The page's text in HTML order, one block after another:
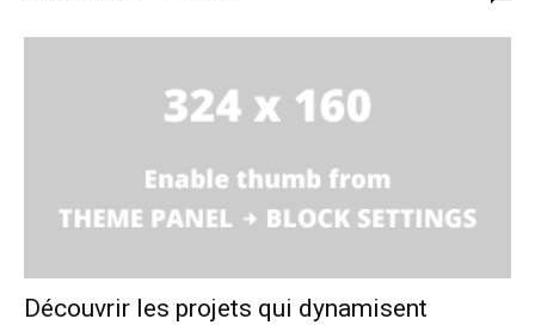
Découvrir les projets qui dynamisent